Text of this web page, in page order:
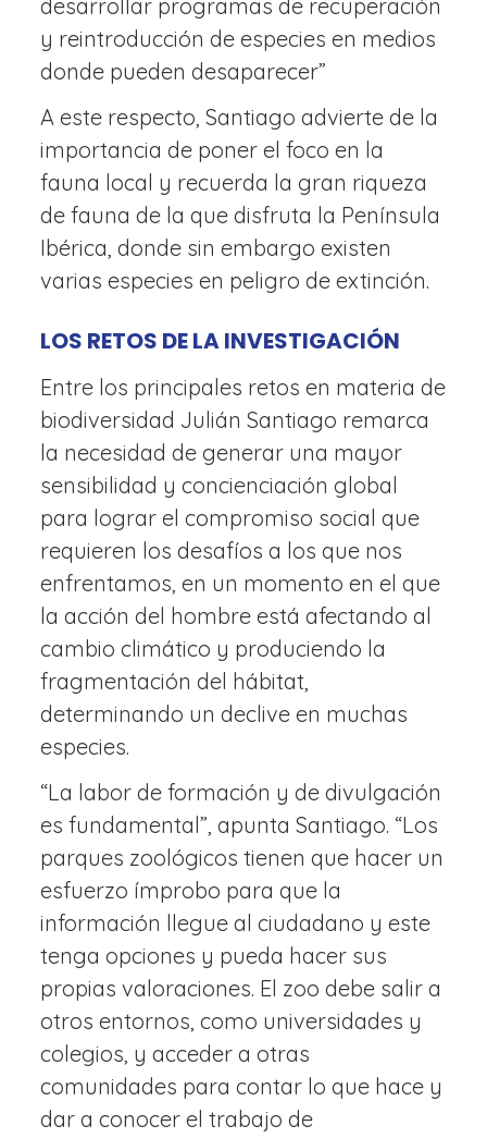
desarrollar programas de recuperación
y reintroducción de especies en medios
donde pueden desaparecer”
A este respecto, Santiago advierte de la
importancia de poner el foco en la
fauna local y recuerda la gran riqueza
de fauna de la que disfruta la Península
Ibérica, donde sin embargo existen
varias especies en peligro de extinción.
LOS RETOS DE LA INVESTIGACIÓN
Entre los principales retos en materia de
biodiversidad Julián Santiago remarca
la necesidad de generar una mayor
sensibilidad y concienciación global
para lograr el compromiso social que
requieren los desafíos a los que nos
enfrentamos, en un momento en el que
la acción del hombre está afectando al
cambio climático y produciendo la
fragmentación del hábitat,
determinando un declive en muchas
especies.
“La labor de formación y de divulgación
es fundamental”, apunta Santiago. “Los
parques zoológicos tienen que hacer un
esfuerzo ímprobo para que la
información llegue al ciudadano y este
tenga opciones y pueda hacer sus
propias valoraciones. El zoo debe salir a
otros entornos, como universidades y
colegios, y acceder a otras
comunidades para contar lo que hace y
dar a conocer el trabajo de